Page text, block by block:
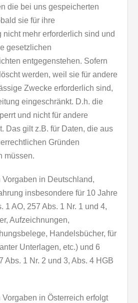
die bei uns gespeicherten
sie für ihre
mehr erforderlich sind und
gesetzlichen
entgegenstehen. Sofern
werden, weil sie für andere
Zwecke erforderlich sind,
eingeschränkt. D.h. die
und nicht für andere
Das gilt z.B. für Daten, die aus
Gründen
müssen.
in Deutschland,
insbesondere für 10 Jahre
1 AO, 257 Abs. 1 Nr. 1 und 4,
Aufzeichnungen,
Handelsbücher, für
Unterlagen, etc.) und 6
Abs. 1 Nr. 2 und 3, Abs. 4 HGB
in Österreich erfolgt